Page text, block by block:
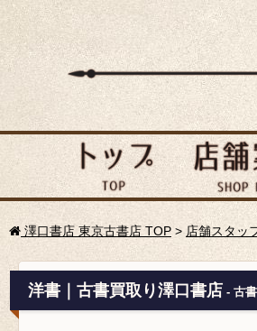
澤口書店 東京古書店 TOP > 店舗スタッ
洋書｜古書買取り澤口書店 - 古